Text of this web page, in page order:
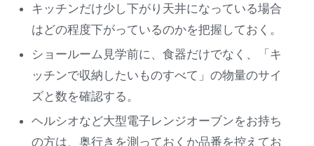
キッチンだけ少し下がり天井になっている場合
はどの程度下がっているのかを把握しておく。
ショールーム見学前に、食器だけでなく、「キ
ッチンで収納したいものすべて」の物量のサイ
ズと数を確認する。
ヘルシオなど大型電子レンジオーブンをお持ち
の方は、奥行きを測っておくか品番を控えてお